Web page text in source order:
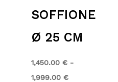
SOFFIONE
Ø 25 CM
1,450.00 € -
1,999.00 €